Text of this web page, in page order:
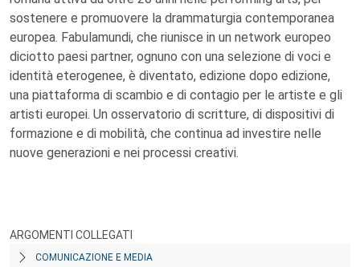
sostenere e promuovere la drammaturgia contemporanea
europea. Fabulamundi, che riunisce in un network europeo
diciotto paesi partner, ognuno con una selezione di voci e
identità eterogenee, è diventato, edizione dopo edizione,
una piattaforma di scambio e di contagio per le artiste e gli
artisti europei. Un osservatorio di scritture, di dispositivi di
formazione e di mobilità, che continua ad investire nelle
nuove generazioni e nei processi creativi.
ARGOMENTI COLLEGATI
COMUNICAZIONE E MEDIA